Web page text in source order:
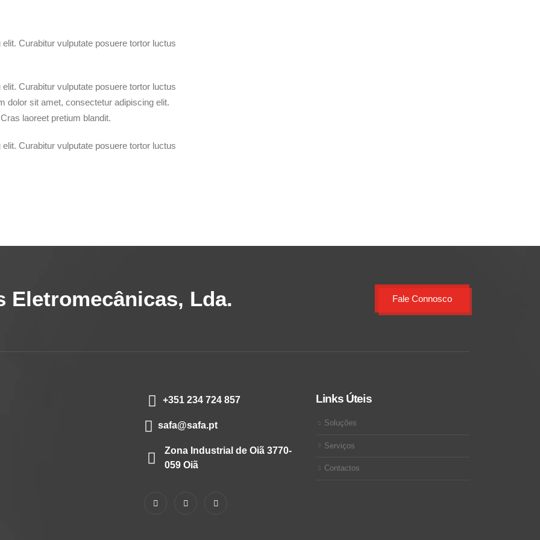
Curabitur vulputate posuere tortor luctus
Curabitur vulputate posuere tortor luctus
dolor sit amet, consectetur adipiscing elit.
laoreet pretium blandit.
Curabitur vulputate posuere tortor luctus
Eletromecânicas, Lda. Fale Connosco
+351 234 724 857
safa@safa.pt
Zona Industrial de Oiã 3770-
059 Oiã
Links Úteis
Soluções
Serviços
Contactos